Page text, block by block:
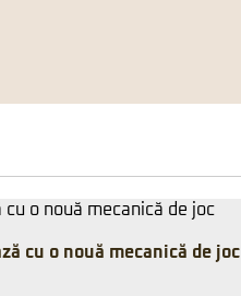
cu o nouă mecanică de joc